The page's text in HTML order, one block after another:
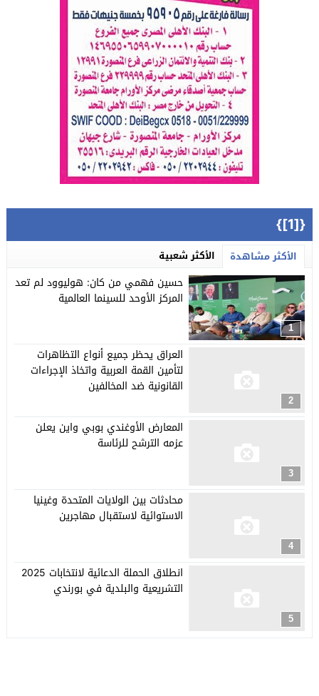
{[1]}
الأكثر مشاهدة الأكثر شعبية
1
حسين فهمي من كان: هوليوود لم تعد
المركز الأوحد للسينما العالمية
2
العراق يحظر جميع أنواع التظاهرات
لتأمين القمة العربية واتخاذ الإجراءات
القانونية ضد المخالفين
3
المعارض الأوغندي بوبي واين يعلن
عزمه الترشح للرئاسة
4
محادثات بين الولايات المتحدة وغينيا
الاستوائية لاستقبال مهاجرين
5
انطلاق الحملة الدعائية لانتخابات 2025
التشريعية والبلدية في بورندي